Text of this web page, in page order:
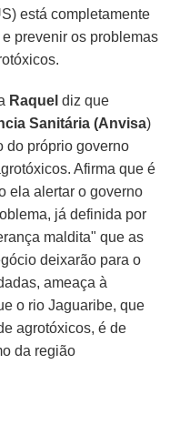
está completamente
prevenir os problemas
Raquel diz que
Sanitária (Anvisa)
do próprio governo
Afirma que é
ela alertar o governo
já definida por
maldita" que as
deixarão para o
ameaça à
o rio Jaguaribe, que
agrotóxicos, é de
da região